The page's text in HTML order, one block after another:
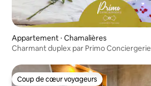
Appartement ⋅ Chamalières
Charmant duplex par Primo Conciergerie
Coup de cœur voyageurs
Coup de cœur voyageurs